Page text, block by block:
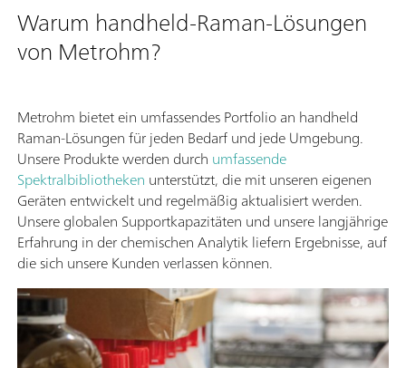
Warum handheld-Raman-Lösungen
von Metrohm?
Metrohm bietet ein umfassendes Portfolio an handheld
Raman-Lösungen für jeden Bedarf und jede Umgebung.
Unsere Produkte werden durch umfassende
Spektralbibliotheken unterstützt, die mit unseren eigenen
Geräten entwickelt und regelmäßig aktualisiert werden.
Unsere globalen Supportkapazitäten und unsere langjährige
Erfahrung in der chemischen Analytik liefern Ergebnisse, auf
die sich unsere Kunden verlassen können.